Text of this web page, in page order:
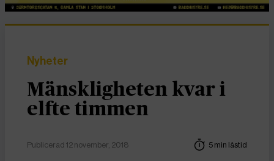
Nyheter
Mänskligheten kvar i
elfte timmen
Publicerad 12 november, 2018 5 min lästid